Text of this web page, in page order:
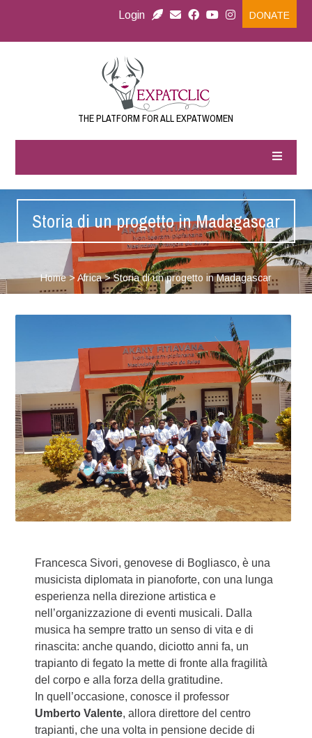
Login DONATE
THE PLATFORM FOR ALL EXPATWOMEN
Storia di un progetto in Madagascar
Home> Africa>Storia di un progetto in Madagascar
Francesca Sivori, genovese di Bogliasco, è una
musicista diplomata in pianoforte, con una lunga
esperienza nella direzione artistica e
nell’organizzazione di eventi musicali. Dalla
musica ha sempre tratto un senso di vita e di
rinascita: anche quando, diciotto anni fa, un
trapianto di fegato la mette di fronte alla fragilità
del corpo e alla forza della gratitudine.
In quell’occasione, conosce il professor
Umberto Valente, allora direttore del centro
trapianti, che una volta in pensione decide di